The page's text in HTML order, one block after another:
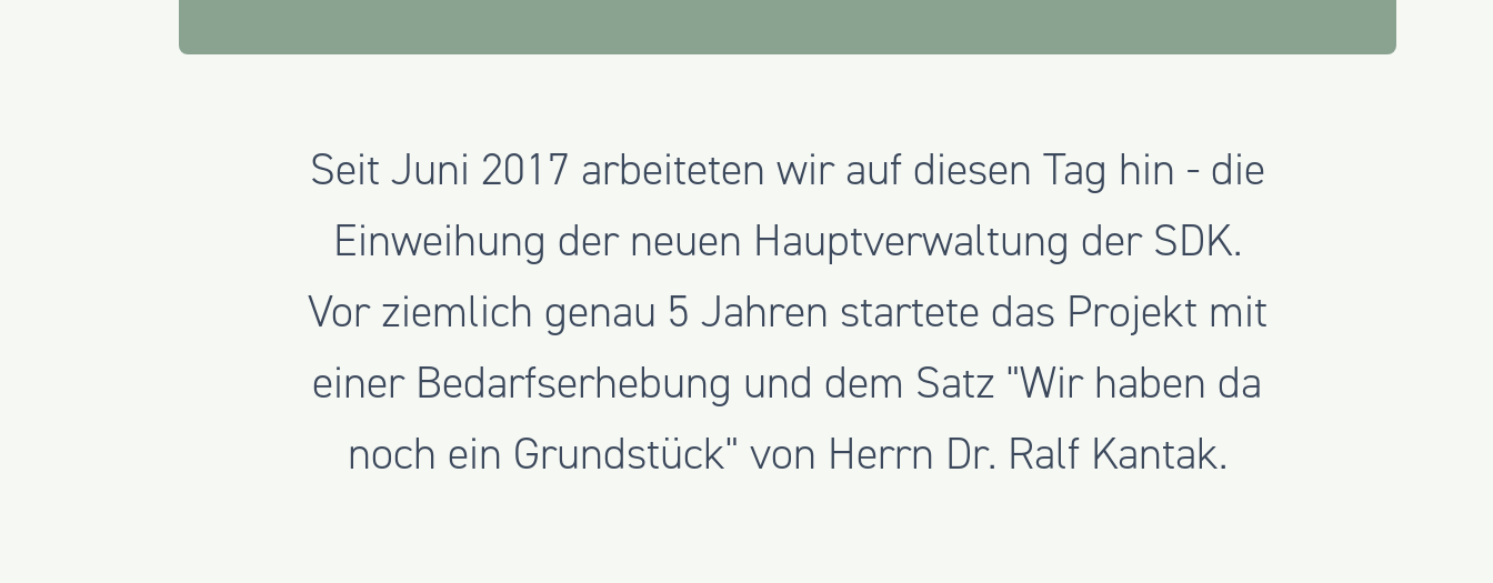
Seit Juni 2017 arbeiteten wir auf diesen Tag hin - die
Einweihung der neuen Hauptverwaltung der SDK.
Vor ziemlich genau 5 Jahren startete das Projekt mit
einer Bedarfserhebung und dem Satz "Wir haben da
noch ein Grundstück" von Herrn Dr. Ralf Kantak.